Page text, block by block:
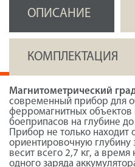
ОПИСАНИЕ
КОМПЛЕКТАЦИЯ
Магнитометрический
современный прибор для
ферромагнитных
боеприпасов на глубине
Прибор не только находит
ориентировочную глубину
весит всего 2,7 кг, а
одного заряда